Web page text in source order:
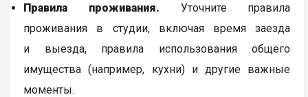
Правила проживания. Уточните правила
проживания в студии, включая время заезда
и выезда, правила использования общего
имущества (например, кухни) и другие важные
моменты.